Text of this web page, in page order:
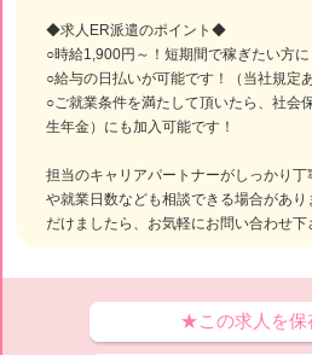
◆求人ER派遣のポイント◆
○時給1,900円～！短期間で稼ぎたい方に
○給与の日払いが可能です！（当社規定あ
○ご就業条件を満たして頂いたら、社会
生年金）にも加入可能です！
担当のキャリアパートナーがしっかり
や就業日数なども相談できる場合があ
だけましたら、お気軽にお問い合わせ下
★この求人を保